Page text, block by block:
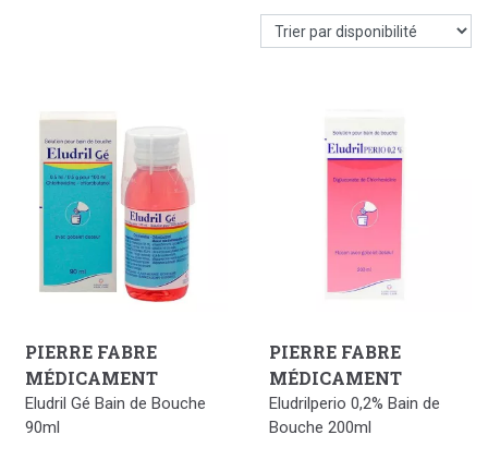
PIERRE FABRE
MÉDICAMENT
Eludril Gé Bain de Bouche
90ml
PIERRE FABRE
MÉDICAMENT
Eludrilperio 0,2% Bain de
Bouche 200ml